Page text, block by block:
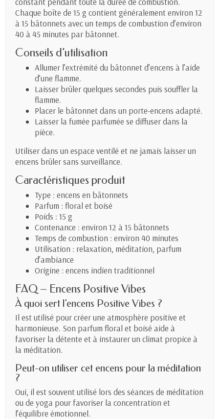
Chaque boîte de 15 g contient généralement environ 12
à 15 bâtonnets avec un temps de combustion d’environ
40 à 45 minutes par bâtonnet.
Conseils d’utilisation
Allumer l’extrémité du bâtonnet d’encens à l’aide
d’une flamme.
Laisser brûler quelques secondes puis souffler la
flamme.
Placer le bâtonnet dans un porte-encens adapté.
Laisser la fumée parfumée se diffuser dans la
pièce.
Utiliser dans un espace ventilé et ne jamais laisser un
encens brûler sans surveillance.
Caractéristiques produit
Type : encens en bâtonnets
Parfum : floral et boisé
Poids : 15 g
Contenance : environ 12 à 15 bâtonnets
Temps de combustion : environ 40 minutes
Utilisation : relaxation, méditation, parfum
d’ambiance
Origine : encens indien traditionnel
FAQ – Encens Positive Vibes
À quoi sert l’encens Positive Vibes ?
Il est utilisé pour créer une atmosphère positive et
harmonieuse. Son parfum floral et boisé aide à
favoriser la détente et à instaurer un climat propice à
la méditation.
Peut-on utiliser cet encens pour la méditation
?
Oui, il est souvent utilisé lors des séances de méditation
ou de yoga pour favoriser la concentration et
l’équilibre émotionnel.